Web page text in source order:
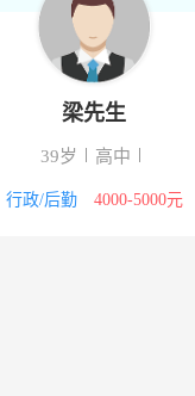
梁先生
39岁 高中
行政/后勤 4000-5000元